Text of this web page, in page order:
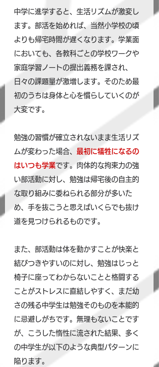
中学に進学すると、生活リズムが激変し
ます。部活を始めれば、当然小学校の頃
よりも帰宅時間が遅くなります。学業面
においても、各教科ごとの学校ワークや
家庭学習ノートの提出義務を課され、
日々の課題量が激増します。そのため最
初のうちは身体と心を慣らしていくのが
大変です。
勉強の習慣が確立されないまま生活リズ
ムが変わった場合、 最初に犠牲になるの
はいつも学業です。肉体的な拘束力の強
い部活動に対し、勉強は帰宅後の自主的
な取り組みに委ねられる部分が多いた
め、手を抜こうと思えばいくらでも抜け
道を見つけられるものです。
また、部活動は体を動かすことが快楽と
結びつきやすいのに対し、勉強はじっと
椅子に座ってわからないことと格闘する
ことがストレスに直結しやすく、まだ幼
さの残る中学生は勉強そのものを本能的
に忌避しがちです。無理もないことです
が、こうした惰性に流された結果、多く
の中学生が以下のような典型パターンに
陥ります。